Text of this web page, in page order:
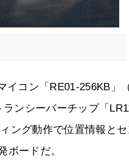
コン「RE01-256KB」
ンシーバーチップ「
ング動作で位置情報とセ
ボードだ。